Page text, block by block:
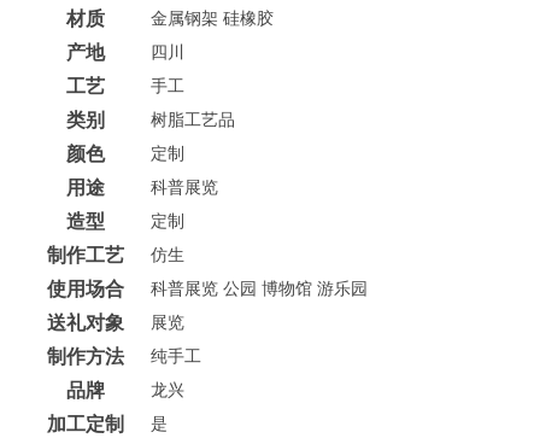
材质 金属钢架 硅橡胶
产地 四川
工艺 手工
类别 树脂工艺品
颜色 定制
用途 科普展览
造型 定制
制作工艺 仿生
使用场合 科普展览 公园 博物馆 游乐园
送礼对象 展览
制作方法 纯手工
品牌 龙兴
加工定制 是